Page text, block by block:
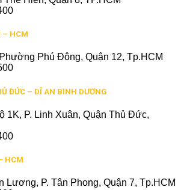
– HCM
Phú Đông, Quận 12, Tp.HCM
ĐỨC – DĨ AN BÌNH DƯƠNG
1K, P. Linh Xuân, Quận Thủ Đức,
HCM
Lương, P. Tân Phong, Quận 7, Tp.HCM